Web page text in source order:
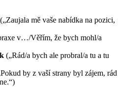
(„Zaujala mě vaše nabídka na pozici,
v…/Věřím, že bych mohl/a
(„Rád/a bych ale probral/a tu a tu
by z vaší strany byl zájem, rád